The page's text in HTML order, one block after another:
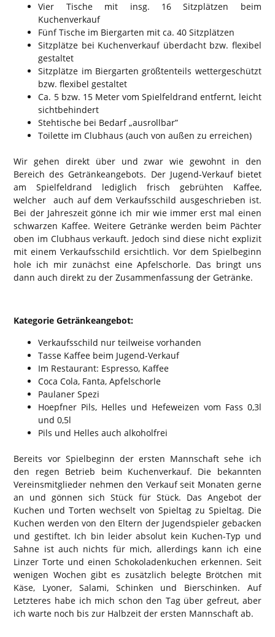
Vier Tische mit insg. 16 Sitzplätzen beim
Kuchenverkauf
Fünf Tische im Biergarten mit ca. 40 Sitzplätzen
Sitzplätze bei Kuchenverkauf überdacht bzw. flexibel
gestaltet
Sitzplätze im Biergarten größtenteils wettergeschützt
bzw. flexibel gestaltet
Ca. 5 bzw. 15 Meter vom Spielfeldrand entfernt, leicht
sichtbehindert
Stehtische bei Bedarf „ausrollbar”
Toilette im Clubhaus (auch von außen zu erreichen)
Wir gehen direkt über und zwar wie gewohnt in den
Bereich des Getränkeangebots. Der Jugend-Verkauf bietet
am Spielfeldrand lediglich frisch gebrühten Kaffee,
welcher auch auf dem Verkaufsschild ausgeschrieben ist.
Bei der Jahreszeit gönne ich mir wie immer erst mal einen
schwarzen Kaffee. Weitere Getränke werden beim Pächter
oben im Clubhaus verkauft. Jedoch sind diese nicht explizit
mit einem Verkaufsschild ersichtlich. Vor dem Spielbeginn
hole ich mir zunächst eine Apfelschorle. Das bringt uns
dann auch direkt zu der Zusammenfassung der Getränke.
Kategorie Getränkeangebot:
Verkaufsschild nur teilweise vorhanden
Tasse Kaffee beim Jugend-Verkauf
Im Restaurant: Espresso, Kaffee
Coca Cola, Fanta, Apfelschorle
Paulaner Spezi
Hoepfner Pils, Helles und Hefeweizen vom Fass 0,3l
und 0,5l
Pils und Helles auch alkoholfrei
Bereits vor Spielbeginn der ersten Mannschaft sehe ich
den regen Betrieb beim Kuchenverkauf. Die bekannten
Vereinsmitglieder nehmen den Verkauf seit Monaten gerne
an und gönnen sich Stück für Stück. Das Angebot der
Kuchen und Torten wechselt von Spieltag zu Spieltag. Die
Kuchen werden von den Eltern der Jugendspieler gebacken
und gestiftet. Ich bin leider absolut kein Kuchen-Typ und
Sahne ist auch nichts für mich, allerdings kann ich eine
Linzer Torte und einen Schokoladenkuchen erkennen. Seit
wenigen Wochen gibt es zusätzlich belegte Brötchen mit
Käse, Lyoner, Salami, Schinken und Bierschinken. Auf
Letzteres habe ich mich schon den Tag über gefreut, aber
ich warte noch bis zur Halbzeit der ersten Mannschaft ab.